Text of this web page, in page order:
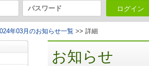
ログイン
年03月のお知らせ一覧 >> 詳細
お知らせ